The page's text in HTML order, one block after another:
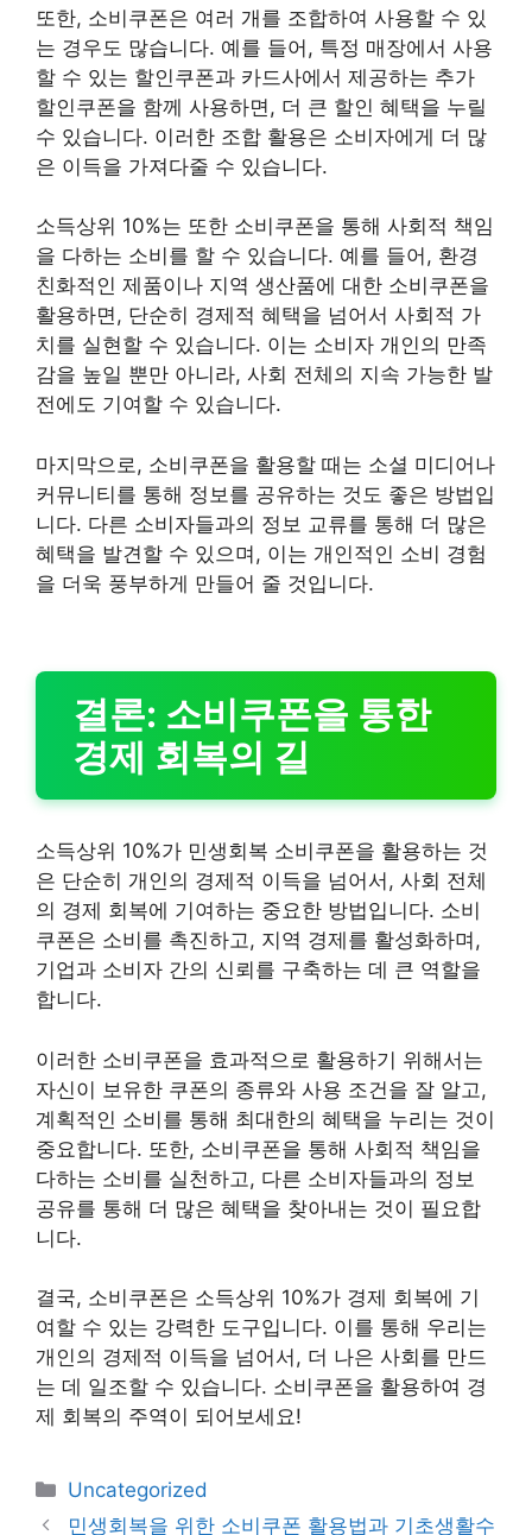
또한, 소비쿠폰은 여러 개를 조합하여 사용할 수 있
는 경우도 많습니다. 예를 들어, 특정 매장에서 사용
할 수 있는 할인쿠폰과 카드사에서 제공하는 추가
할인쿠폰을 함께 사용하면, 더 큰 할인 혜택을 누릴
수 있습니다. 이러한 조합 활용은 소비자에게 더 많
은 이득을 가져다줄 수 있습니다.
소득상위 10%는 또한 소비쿠폰을 통해 사회적 책임
을 다하는 소비를 할 수 있습니다. 예를 들어, 환경
친화적인 제품이나 지역 생산품에 대한 소비쿠폰을
활용하면, 단순히 경제적 혜택을 넘어서 사회적 가
치를 실현할 수 있습니다. 이는 소비자 개인의 만족
감을 높일 뿐만 아니라, 사회 전체의 지속 가능한 발
전에도 기여할 수 있습니다.
마지막으로, 소비쿠폰을 활용할 때는 소셜 미디어나
커뮤니티를 통해 정보를 공유하는 것도 좋은 방법입
니다. 다른 소비자들과의 정보 교류를 통해 더 많은
혜택을 발견할 수 있으며, 이는 개인적인 소비 경험
을 더욱 풍부하게 만들어 줄 것입니다.
결론: 소비쿠폰을 통한
경제 회복의 길
소득상위 10%가 민생회복 소비쿠폰을 활용하는 것
은 단순히 개인의 경제적 이득을 넘어서, 사회 전체
의 경제 회복에 기여하는 중요한 방법입니다. 소비
쿠폰은 소비를 촉진하고, 지역 경제를 활성화하며,
기업과 소비자 간의 신뢰를 구축하는 데 큰 역할을
합니다.
이러한 소비쿠폰을 효과적으로 활용하기 위해서는
자신이 보유한 쿠폰의 종류와 사용 조건을 잘 알고,
계획적인 소비를 통해 최대한의 혜택을 누리는 것이
중요합니다. 또한, 소비쿠폰을 통해 사회적 책임을
다하는 소비를 실천하고, 다른 소비자들과의 정보
공유를 통해 더 많은 혜택을 찾아내는 것이 필요합
니다.
결국, 소비쿠폰은 소득상위 10%가 경제 회복에 기
여할 수 있는 강력한 도구입니다. 이를 통해 우리는
개인의 경제적 이득을 넘어서, 더 나은 사회를 만드
는 데 일조할 수 있습니다. 소비쿠폰을 활용하여 경
제 회복의 주역이 되어보세요!
카
테
Uncategorized
민생회복을 위한 소비쿠폰 활용법과 기초생활수